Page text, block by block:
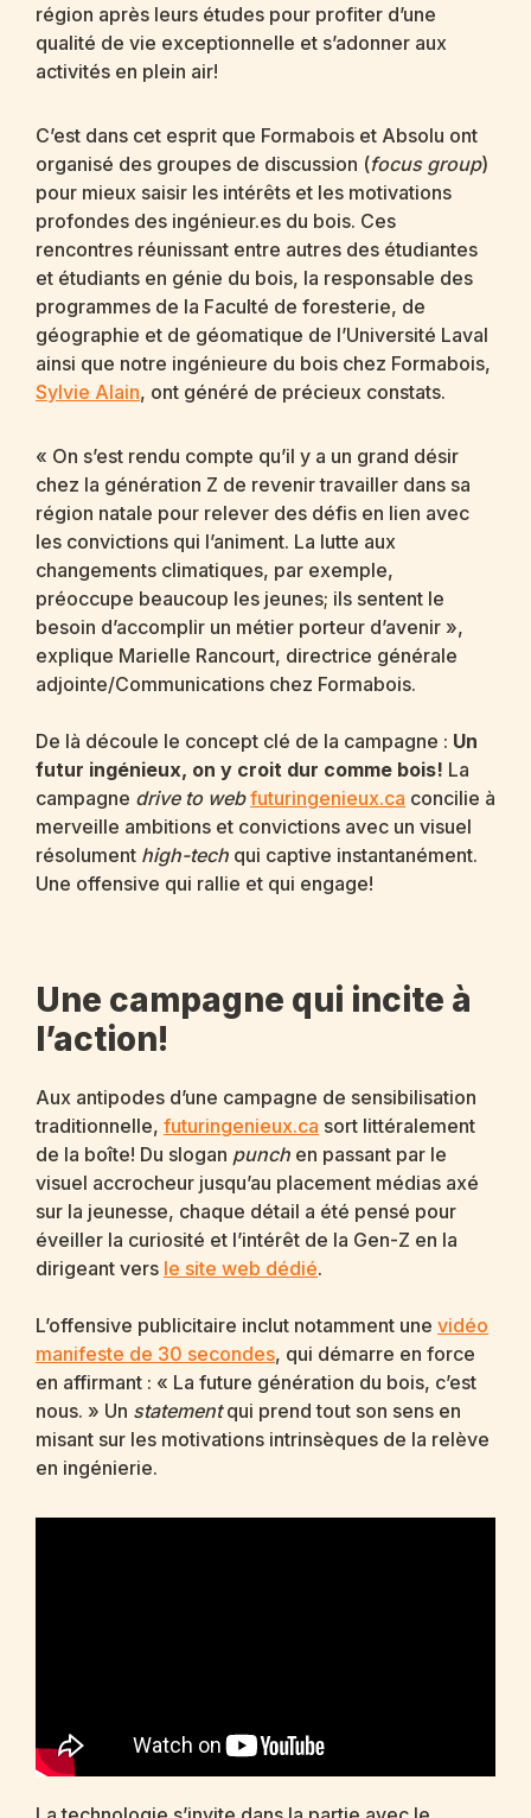
région après leurs études pour profiter d’une
qualité de vie exceptionnelle et s’adonner aux
activités en plein air!
C’est dans cet esprit que Formabois et Absolu ont
organisé des groupes de discussion (focus group)
pour mieux saisir les intérêts et les motivations
profondes des ingénieur.es du bois. Ces
rencontres réunissant entre autres des étudiantes
et étudiants en génie du bois, la responsable des
programmes de la Faculté de foresterie, de
géographie et de géomatique de l’Université Laval
ainsi que notre ingénieure du bois chez Formabois,
Sylvie Alain, ont généré de précieux constats.
« On s’est rendu compte qu’il y a un grand désir
chez la génération Z de revenir travailler dans sa
région natale pour relever des défis en lien avec
les convictions qui l’animent. La lutte aux
changements climatiques, par exemple,
préoccupe beaucoup les jeunes; ils sentent le
besoin d’accomplir un métier porteur d’avenir »,
explique Marielle Rancourt, directrice générale
adjointe/Communications chez Formabois.
De là découle le concept clé de la campagne : Un
futur ingénieux, on y croit dur comme bois! La
campagne drive to webfuturingenieux.ca concilie à
merveille ambitions et convictions avec un visuel
résolument high-tech qui captive instantanément.
Une offensive qui rallie et qui engage!
Une campagne qui incite à
l’action!
Aux antipodes d’une campagne de sensibilisation
traditionnelle, futuringenieux.ca sort littéralement
de la boîte! Du slogan punch en passant par le
visuel accrocheur jusqu’au placement médias axé
sur la jeunesse, chaque détail a été pensé pour
éveiller la curiosité et l’intérêt de la Gen-Z en la
dirigeant vers le site web dédié.
L’offensive publicitaire inclut notamment une vidéo
manifeste de 30 secondes, qui démarre en force
en affirmant : « La future génération du bois, c’est
nous. » Un statementqui prend tout son sens en
misant sur les motivations intrinsèques de la relève
en ingénierie.